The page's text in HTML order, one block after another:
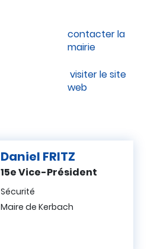
contacter la
mairie
visiter le site
web
Daniel FRITZ
15e Vice-Président
Sécurité
Maire de Kerbach